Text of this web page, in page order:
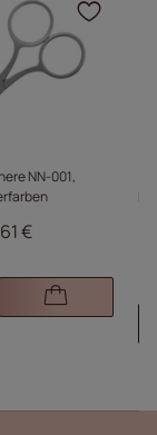
um das
NN-001,
€